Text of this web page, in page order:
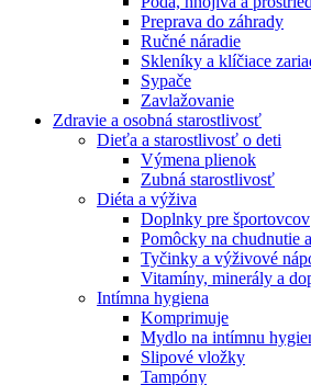
Preprava do záhrady
Ručné náradie
Skleníky a klíčiace
Sypače
Zavlažovanie
Zdravie a osobná starostlivosť
Dieťa a starostlivosť o deti
Výmena plienok
Zubná starostlivosť
Diéta a výživa
Doplnky pre športovcov
Pomôcky na chudnutie
Tyčinky a výživové
Vitamíny, minerály a
Intímna hygiena
Komprimuje
Mydlo na intímnu
Slipové vložky
Tampóny